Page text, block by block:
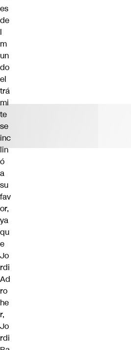
es
de
l
m
un
do
el
trá
mi
te
se
inc
lin
ó
a
su
fav
or,
ya
qu
e
Jo
rdi
Ad
ro
he
r,
Jo
rdi